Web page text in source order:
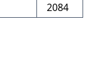
2084